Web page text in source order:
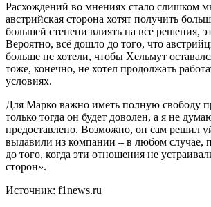
Расхождений во мнениях стало слишком
австрийская сторона хотят получить
большей степени влиять на все решения,
Вероятно, всё дошло до того, что
больше не хотели, чтобы Хельмут
тоже, конечно, не хотел продолжать
условиях.
Для Марко важно иметь полную свободу
только тогда он будет доволен, а я не
предоставлено. Возможно, он сам решил
выдавили из компании – в любом случае,
до того, когда эти отношения не
сторон».
Источник: f1news.ru